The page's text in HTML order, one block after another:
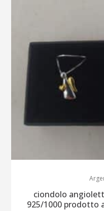
ciondolo
925/1000 prodotto